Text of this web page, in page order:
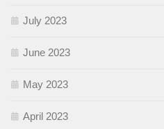
July 2023
June 2023
May 2023
April 2023